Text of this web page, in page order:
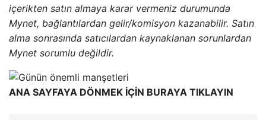
içerikten satın almaya karar vermeniz durumunda
Mynet, bağlantılardan gelir/komisyon kazanabilir. Satın
alma sonrasında satıcılardan kaynaklanan sorunlardan
Mynet sorumlu değildir.
ANA SAYFAYA DÖNMEK İÇİN BURAYA TIKLAYIN